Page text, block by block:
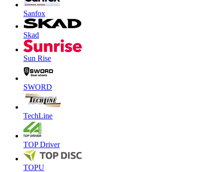
Sanfox
Skad
Sun Rise
SWORD
TechLine
TOP Driver
TOPU